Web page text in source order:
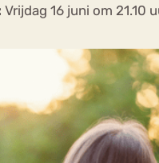
Vrijdag 16 juni om 21.10